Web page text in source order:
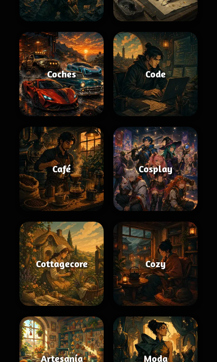
Coches Code
Café Cosplay
Cottagecore Cozy
Artesanía Moda